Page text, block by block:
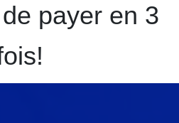
payer en 3